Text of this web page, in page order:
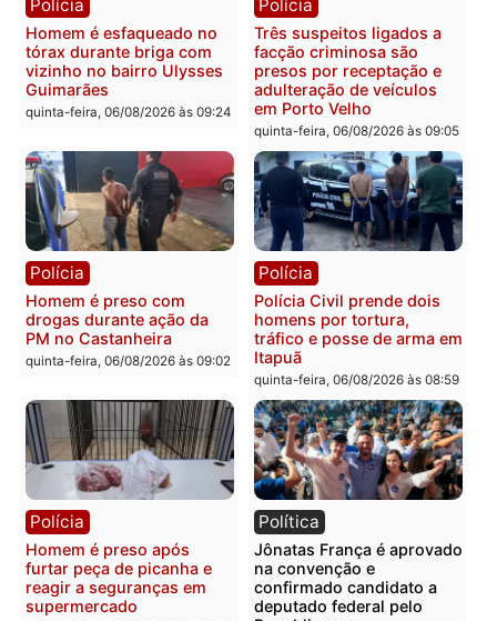
Policiais militares
recuperam moto furtada e
prendem trio na zona
Leste
quinta-feira, 06/08/2026 às 09:28
Jovem é encontrado
na Rua dos Cravos e
é investigado pela
em RO
quinta-feira, 06/08/2026 às
Polícia
Homem é esfaqueado no
tórax durante briga com
vizinho no bairro Ulysses
Guimarães
quinta-feira, 06/08/2026 às 09:24
Polícia
Três suspeitos ligados a
facção criminosa são
presos por receptação e
adulteração de veículos
em Porto Velho
quinta-feira, 06/08/2026 às
Polícia
Homem é preso com
drogas durante ação da
Polícia
Polícia Civil prende dois
homens por tortura,